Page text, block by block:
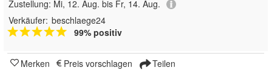
Zustellung: Mi, 12. Aug. bis Fr, 14. Aug.
Verkäufer: beschlaege24
99% positiv
Merken Preis vorschlagen Teilen